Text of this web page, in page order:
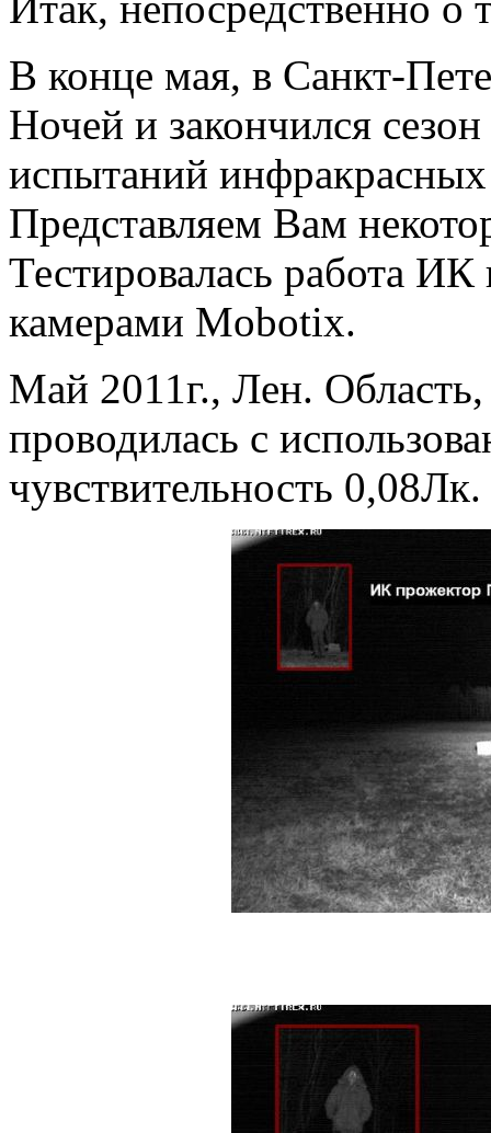
В конце мая, в Санкт-
Ночей и закончился
испытаний
Представляем Вам
Тестировалась работа
камерами Mobotix.
Май 2011г., Лен.
проводилась с
чувствительность 0,08Лк.